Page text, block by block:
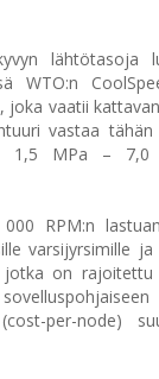
lähtötasoja
WTO:n
vaatii
vastaa
1,5 MPa –
RPM:n
varsijyrsimille
on
per-node)